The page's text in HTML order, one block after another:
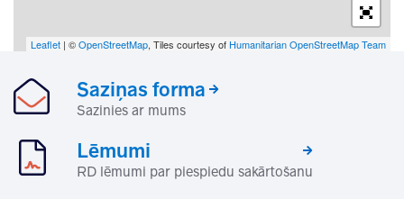
Leaflet | ©OpenStreetMap, Tiles courtesy of Humanitarian OpenStreetMap Team
Saziņas forma
Sazinies ar mums
Lēmumi
RD lēmumi par piespiedu sakārtošanu